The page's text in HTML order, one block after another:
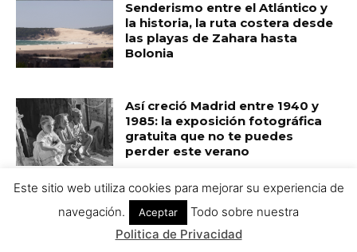
Este sitio web utiliza cookies para mejorar su experiencia de
navegación.
Aceptar
Todo sobre nuestra
Politica de Privacidad